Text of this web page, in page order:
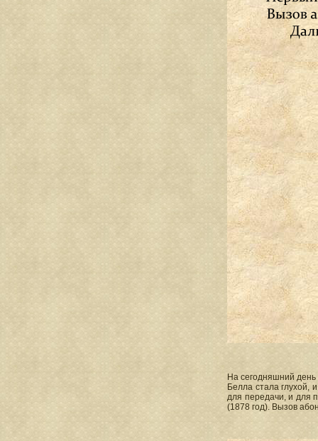
На сегодняшний
Белла стала глухой,
для передачи, и для
(1878 год). Вызов